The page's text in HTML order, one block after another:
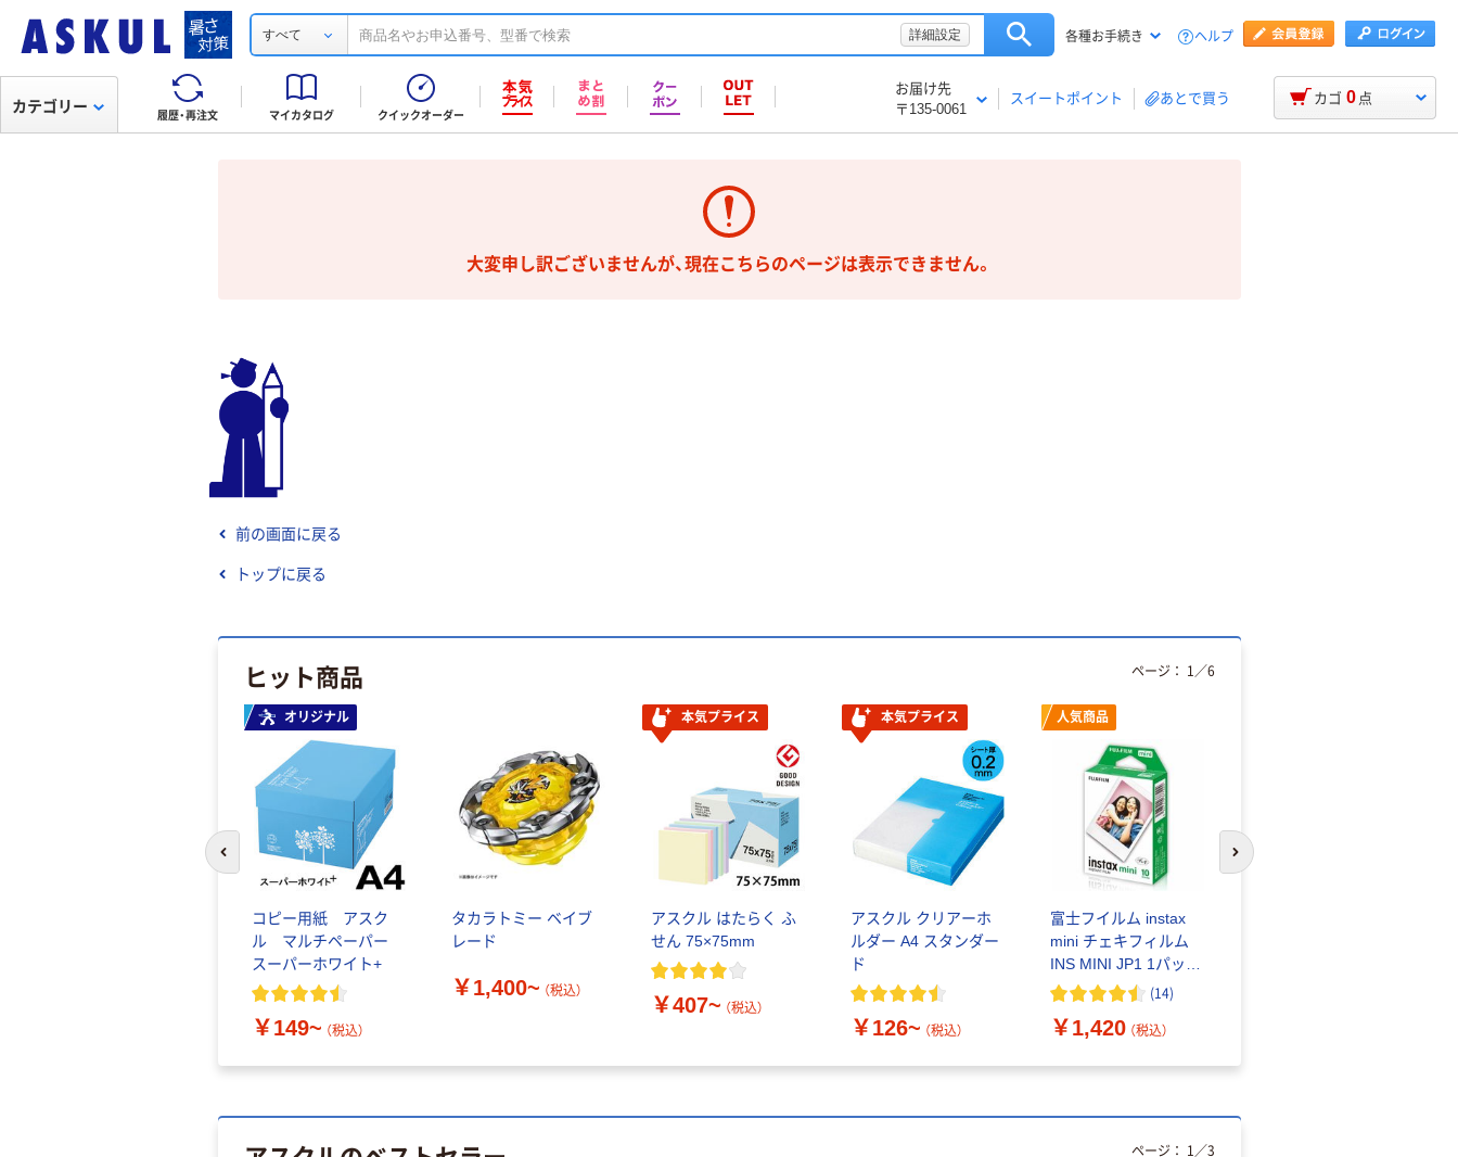
すべて 詳細設定 各種お手続き ヘルプ
履歴・再注文 マイカタログ クイックオーダー
お届け先
〒135-0061
スイートポイント あとで買う
カテゴリー カゴ 0 点
大変申し訳ございませんが、現在こちらのページは表示できません。
前の画面に戻る
トップに戻る
ヒット商品
オリジナル
コピー用紙 アスク
ル マルチペーパー
スーパーホワイト+
￥149~ （税込）
タカラトミー ベイブ
レード
￥1,400~ （税込）
本気プライス
アスクル はたらく ふ
せん 75×75mm
￥407~ （税込）
本気プライス
アスクル クリアーホ
ルダー A4 スタンダー
ド
￥126~ （税込）
人気商品
富士フイルム instax
mini チェキフィルム
INS MINI JP1 1パック
（10枚入り）
(14)
￥1,420 （税込）
ページ： 1 ／6
前のスライドへ 次のスライドへ
ページ： 1 ／3